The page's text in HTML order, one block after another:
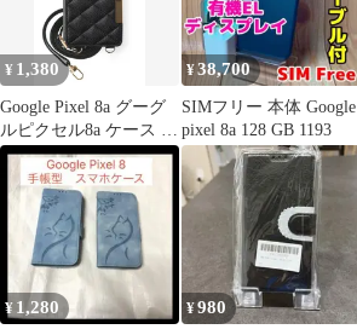
¥ 1,380
Google Pixel 8a グーグ
ルピクセル8a ケース カ
バー ショルダー キルテ
ィング おしゃれ 可愛い
3. アイボリーブラック
ブラック 黒
¥38,700
SIMフリー 本体 Google
pixel 8a 128 GB 1193
¥ 1,280 ¥980